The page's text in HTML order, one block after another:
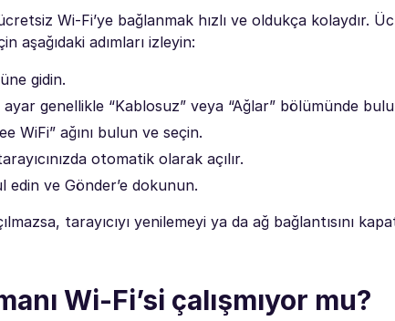
Wi-Fi’ye bağlanmak hızlı ve oldukça kolaydır.
aşağıdaki adımları izleyin:
gidin.
genellikle “Kablosuz” veya “Ağlar” bölümünde
WiFi” ağını bulun ve seçin.
otomatik olarak açılır.
edin ve Gönder’e dokunun.
tarayıcıyı yenilemeyi ya da ağ bağlantısını
Wi-Fi’si çalışmıyor mu?